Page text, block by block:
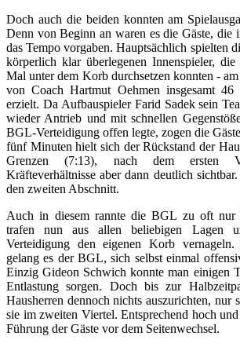
Doch auch die beiden konnten am
Denn von Beginn an waren es die Gäste, die
das Tempo vorgaben. Hauptsächlich spielten
körperlich klar überlegenen Innenspieler,
Mal unter dem Korb durchsetzen konnten -
von Coach Hartmut Oehmen insgesamt
erzielt. Da Aufbauspieler Farid Sadek sein
wieder Antrieb und mit schnellen
BGL-Verteidigung offen legte, zogen die
fünf Minuten hielt sich der Rückstand der
Grenzen (7:13), nach dem ersten
Kräfteverhältnisse aber dann deutlich
den zweiten Abschnitt.
Auch in diesem rannte die BGL zu oft nur
trafen nun aus allen beliebigen Lagen
Verteidigung den eigenen Korb vernageln.
gelang es der BGL, sich selbst einmal
Einzig Gideon Schwich konnte man einigen
Entlastung sorgen. Doch bis zur
Hausherren dennoch nichts auszurichten, nur
sie im zweiten Viertel. Entsprechend hoch
Führung der Gäste vor dem Seitenwechsel.